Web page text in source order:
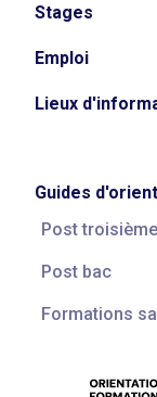
Stages
Emploi
Lieux
Guides
Post troisième
Post bac
Formations